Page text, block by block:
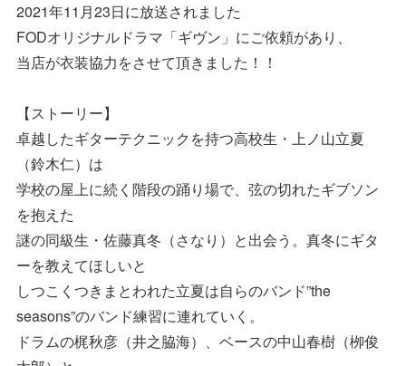
2021年11月23日に放送されました
FODオリジナルドラマ「ギヴン」にご依頼があり、
当店が衣装協力をさせて頂きました！！
【ストーリー】
卓越したギターテクニックを持つ高校生・上ノ山立夏
（鈴木仁）は
学校の屋上に続く階段の踊り場で、弦の切れたギブソン
を抱えた
謎の同級生・佐藤真冬（さなり）と出会う。真冬にギタ
ーを教えてほしいと
しつこくつきまとわれた立夏は自らのバンド”the
seasons”のバンド練習に連れていく。
ドラムの梶秋彦（井之脇海）、ベースの中山春樹（栁俊